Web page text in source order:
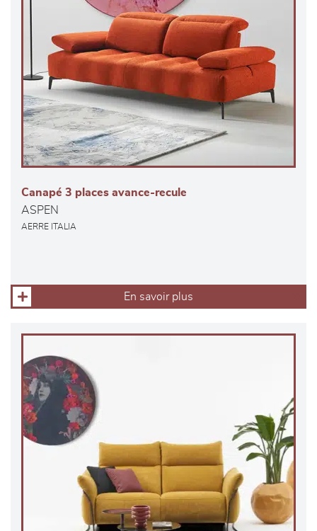
Canapé 3 places avance-recule
ASPEN
AERRE ITALIA
En savoir plus